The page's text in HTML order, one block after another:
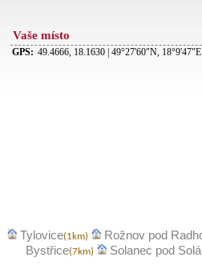
Vaše místo
GPS: 49.4666, 18.1630 | 49°27'60"N, 18°9'47"E
Tylovice(1km) Rožnov pod
Bystřice(7km) Solanec pod